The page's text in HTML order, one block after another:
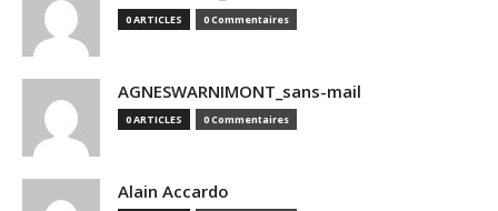
0 ARTICLES 0 Commentaires
AGNESWARNIMONT_sans-mail
0 ARTICLES 0 Commentaires
Alain Accardo